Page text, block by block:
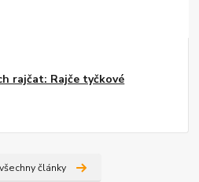
rajčat: Rajče tyčkové
články